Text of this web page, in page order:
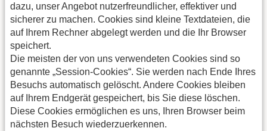
dazu, unser Angebot nutzerfreundlicher, effektiver und
sicherer zu machen. Cookies sind kleine Textdateien, die
auf Ihrem Rechner abgelegt werden und die Ihr Browser
speichert.
Die meisten der von uns verwendeten Cookies sind so
genannte „Session-Cookies“. Sie werden nach Ende Ihres
Besuchs automatisch gelöscht. Andere Cookies bleiben
auf Ihrem Endgerät gespeichert, bis Sie diese löschen.
Diese Cookies ermöglichen es uns, Ihren Browser beim
nächsten Besuch wiederzuerkennen.